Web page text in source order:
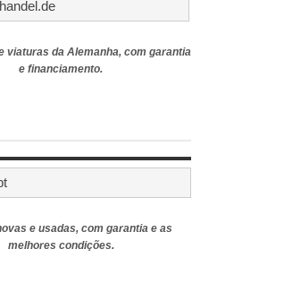
viaturas da Alemanha, com garantia
e financiamento.
e usadas, com garantia e as
melhores condições.